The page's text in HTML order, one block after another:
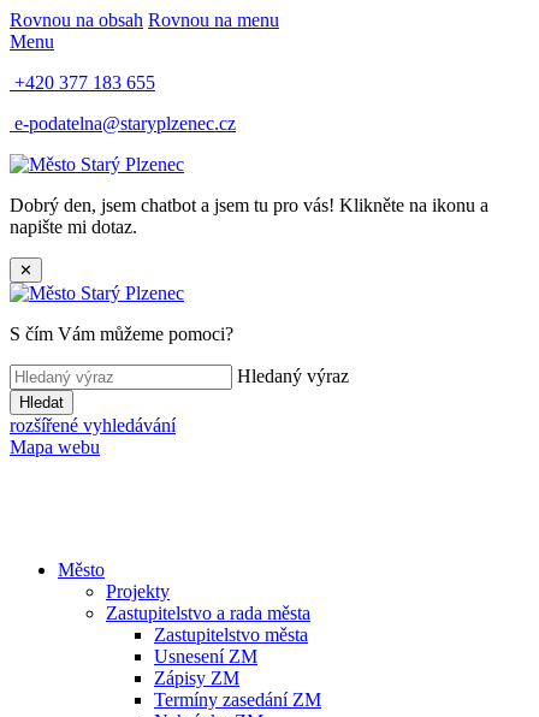
Rovnou na obsah Rovnou na menu
Menu
+420 377 183 655
e-podatelna@staryplzenec.cz
Dobrý den, jsem chatbot a jsem tu pro vás! Klikněte na ikonu a
napište mi dotaz.
✕
S čím Vám můžeme pomoci?
Hledaný výraz
Hledat
rozšířené vyhledávání
Mapa webu
Město
Projekty
Zastupitelstvo a rada města
Zastupitelstvo města
Usnesení ZM
Zápisy ZM
Termíny zasedání ZM